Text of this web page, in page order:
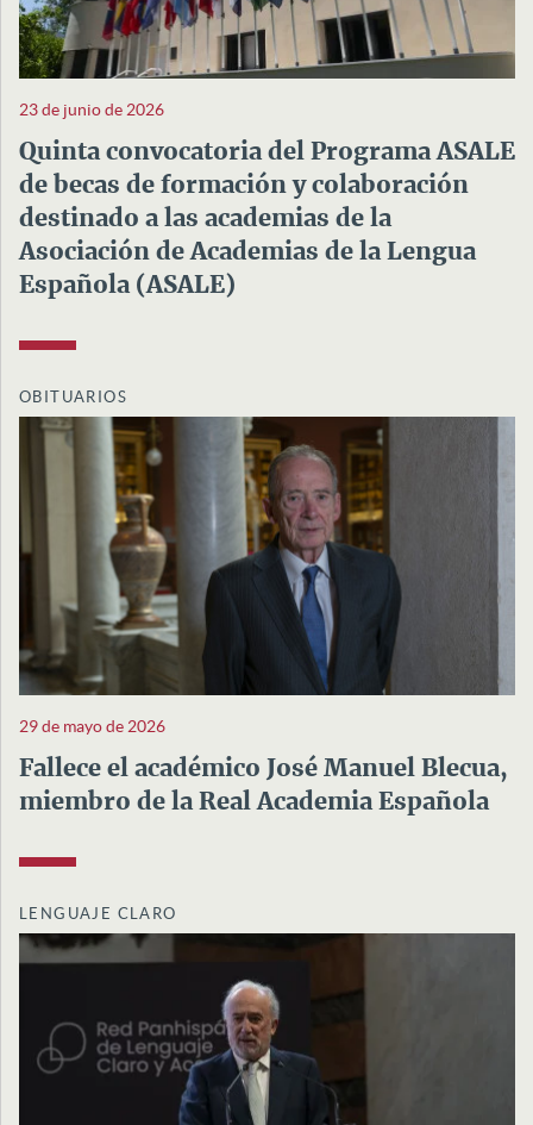
23 de junio de 2026
Quinta convocatoria del Programa ASALE
de becas de formación y colaboración
destinado a las academias de la
Asociación de Academias de la Lengua
Española (ASALE)
OBITUARIOS
29 de mayo de 2026
Fallece el académico José Manuel Blecua,
miembro de la Real Academia Española
LENGUAJE CLARO